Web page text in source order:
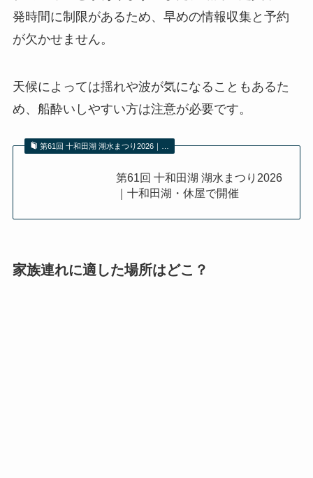
発時間に制限があるため、早めの情報収集と予約
が欠かせません。
天候によっては揺れや波が気になることもあるた
め、船酔いしやすい方は注意が必要です。
第61回 十和田湖 湖水まつり2026｜…
第61回 十和田湖 湖水まつり2026
｜十和田湖・休屋で開催
家族連れに適した場所はどこ？